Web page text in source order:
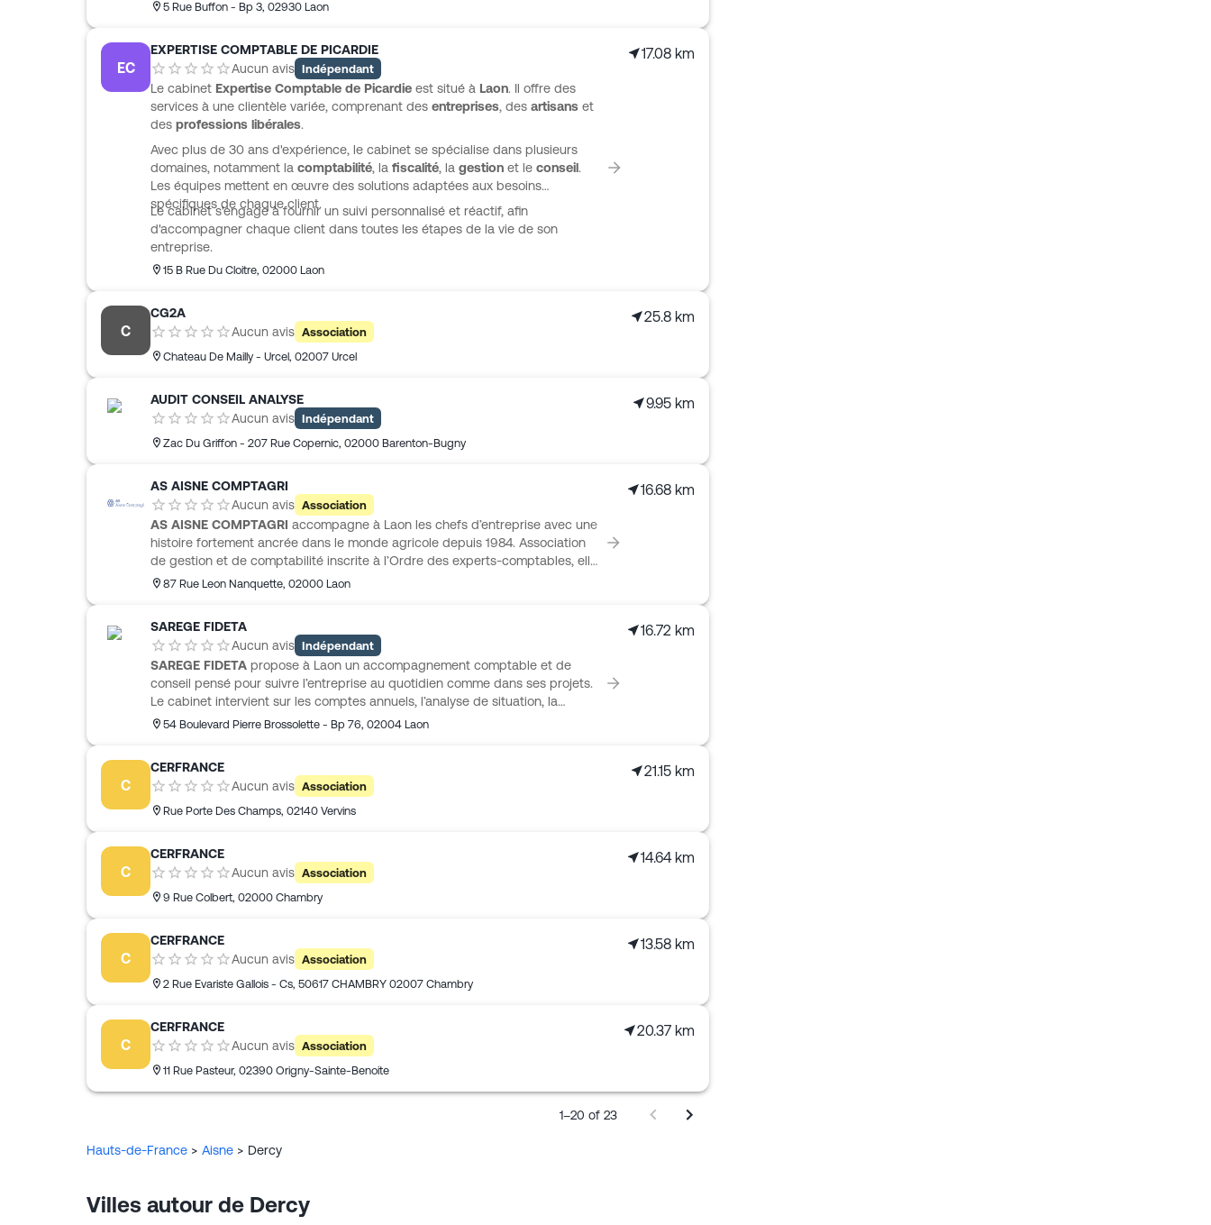
5 Rue Buffon - Bp 3, 02930 Laon
EC
EXPERTISE COMPTABLE DE PICARDIE
Aucun avis Indépendant
Le cabinet Expertise Comptable de Picardie est situé à Laon. Il offre des
services à une clientèle variée, comprenant des entreprises, des artisans et
des professions libérales.
Avec plus de 30 ans d'expérience, le cabinet se spécialise dans plusieurs
domaines, notamment la comptabilité, la fiscalité, la gestion et le conseil.
Les équipes mettent en œuvre des solutions adaptées aux besoins
spécifiques de chaque client.
Le cabinet s'engage à fournir un suivi personnalisé et réactif, afin
d'accompagner chaque client dans toutes les étapes de la vie de son
entreprise.
15 B Rue Du Cloitre, 02000 Laon
17.08 km
C
CG2A
Aucun avis Association
Chateau De Mailly - Urcel, 02007 Urcel
25.8 km
AUDIT CONSEIL ANALYSE
Aucun avis Indépendant
Zac Du Griffon - 207 Rue Copernic, 02000 Barenton-Bugny
9.95 km
AS AISNE COMPTAGRI
Aucun avis Association
AS AISNE COMPTAGRI accompagne à Laon les chefs d’entreprise avec une
histoire fortement ancrée dans le monde agricole depuis 1984. Association
de gestion et de comptabilité inscrite à l’Ordre des experts-comptables, elle
intervient en expertise comptable, fiscale, social et paie, avec un
mais aussi des commerçants, artisans, indépendants et jeunes
entrepreneurs. Son approche repose sur la compréhension des chiffres, la
proximité et un conseil utile pour créer, développer, transmettre ou faire
évoluer l’entreprise.
87 Rue Leon Nanquette, 02000 Laon
16.68 km
SAREGE FIDETA
Aucun avis Indépendant
SAREGE FIDETA propose à Laon un accompagnement comptable et de
conseil pensé pour suivre l’entreprise au quotidien comme dans ses projets.
Le cabinet intervient sur les comptes annuels, l’analyse de situation, la
fiscalité, la paie, le suivi social, les missions juridiques annuelles et le
associations et créateurs d’entreprise. L’organisation s’appuie également sur
des outils de comptabilité en ligne, avec accès partagé aux documents,
tableau de bord en temps réel et automatisation de certaines tâches.
54 Boulevard Pierre Brossolette - Bp 76, 02004 Laon
16.72 km
C
CERFRANCE
Aucun avis Association
Rue Porte Des Champs, 02140 Vervins
21.15 km
C
CERFRANCE
Aucun avis Association
9 Rue Colbert, 02000 Chambry
14.64 km
C
CERFRANCE
Aucun avis Association
2 Rue Evariste Gallois - Cs, 50617 CHAMBRY 02007 Chambry
13.58 km
C
CERFRANCE
Aucun avis Association
11 Rue Pasteur, 02390 Origny-Sainte-Benoite
20.37 km
1–20 of 23
Hauts-de-France > Aisne > Dercy
Villes autour de Dercy